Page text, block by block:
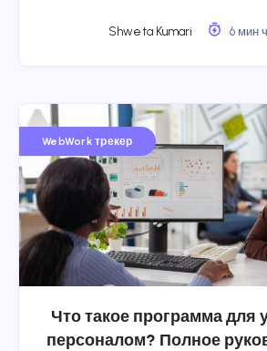
Shweta Kumari 6 мин
WebWork трекер
Что такое программа для
персоналом? Полное